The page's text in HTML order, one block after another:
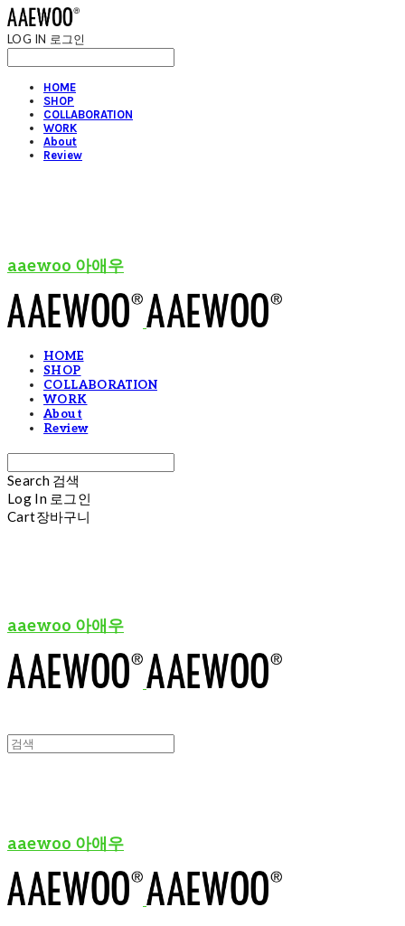
LOG IN 로그인
HOME
SHOP
COLLABORATION
WORK
About
Review
aaewoo 아애우
HOME
SHOP
COLLABORATION
WORK
About
Review
Search 검색
Log In 로그인
Cart장바구니
aaewoo 아애우
aaewoo 아애우